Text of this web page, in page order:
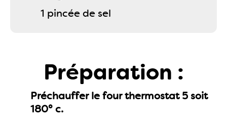
1 pincée de sel
Préparation :
Préchauffer le four thermostat 5 soit
180° c.